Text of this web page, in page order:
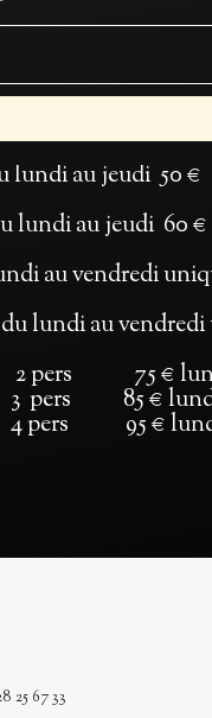
lundi au jeudi 50
lundi au jeudi 60
au vendredi
lundi au
pers 75 € lundi
au jeudi
au jeudi
25 67 33